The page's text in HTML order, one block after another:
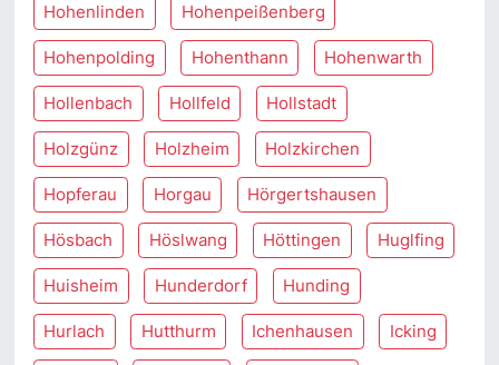
Hohenlinden Hohenpeißenberg
Hohenpolding Hohenthann Hohenwarth
Hollenbach Hollfeld Hollstadt
Holzgünz Holzheim Holzkirchen
Hopferau Horgau Hörgertshausen
Hösbach Höslwang Höttingen Huglfing
Huisheim Hunderdorf Hunding
Hurlach Hutthurm Ichenhausen Icking